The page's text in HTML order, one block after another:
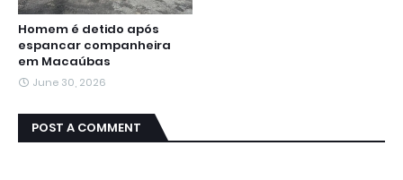
Homem é detido após
espancar companheira
em Macaúbas
June 30, 2026
POST A COMMENT